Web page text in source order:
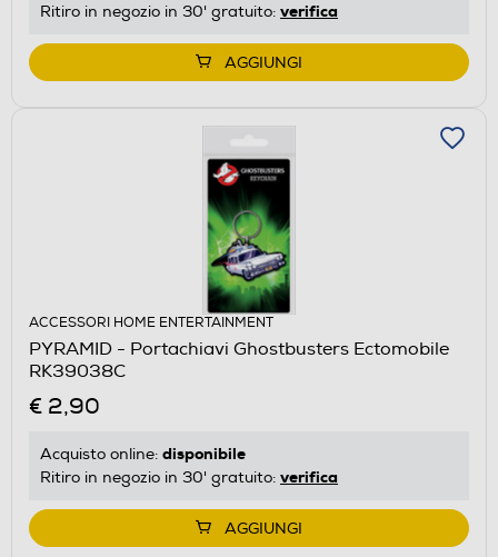
Ritiro in negozio in 30' gratuito: verifica
AGGIUNGI
ACCESSORI HOME ENTERTAINMENT
PYRAMID - Portachiavi Ghostbusters Ectomobile
RK39038C
€ 2,90
Acquisto online: disponibile
Ritiro in negozio in 30' gratuito: verifica
AGGIUNGI